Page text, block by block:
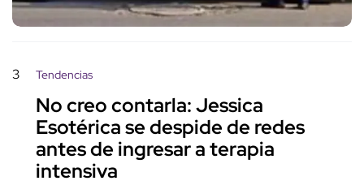
3 Tendencias
No creo contarla: Jessica
Esotérica se despide de redes
antes de ingresar a terapia
intensiva